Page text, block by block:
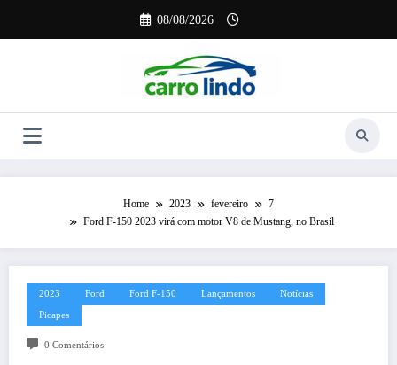
o
08/08/2026
Home 2023 fevereiro
7
Ford F-150 2023 virá com motor V8 de Mustang, no Brasil
2023 Ford Ford F-150 Lançamentos Notícias
Picapes
0 Comentários